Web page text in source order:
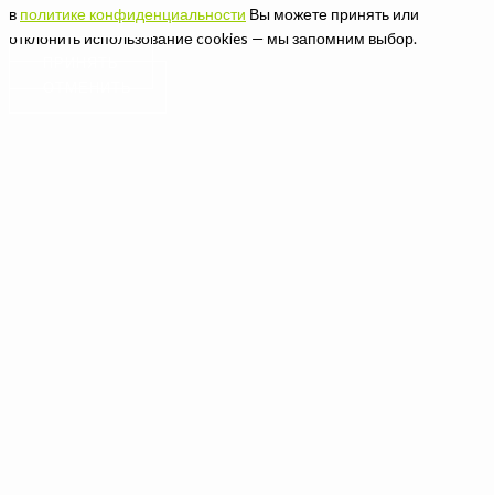
в политике конфиденциальности Вы можете принять или
отклонить использование cookies — мы запомним выбор.